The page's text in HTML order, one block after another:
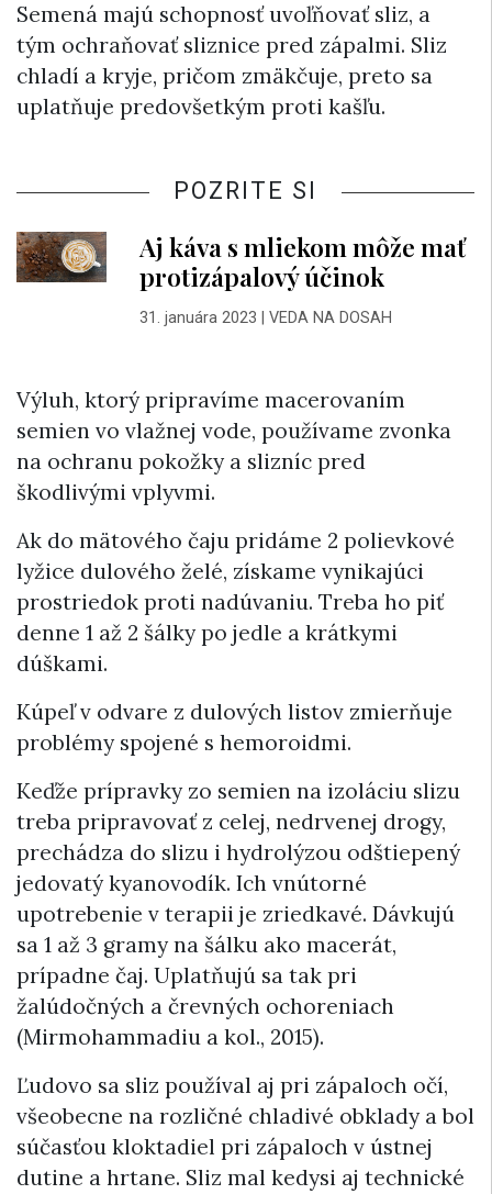
Semená majú schopnosť uvoľňovať sliz, a
tým ochraňovať sliznice pred zápalmi. Sliz
chladí a kryje, pričom zmäkčuje, preto sa
uplatňuje predovšetkým proti kašľu.
POZRITE SI
Aj káva s mliekom môže mať
protizápalový účinok
31. januára 2023 VEDA NA DOSAH
Výluh, ktorý pripravíme macerovaním
semien vo vlažnej vode, používame zvonka
na ochranu pokožky a slizníc pred
škodlivými vplyvmi.
Ak do mätového čaju pridáme 2 polievkové
lyžice dulového želé, získame vynikajúci
prostriedok proti nadúvaniu. Treba ho piť
denne 1 až 2 šálky po jedle a krátkymi
dúškami.
Kúpeľ v odvare z dulových listov zmierňuje
problémy spojené s hemoroidmi.
Keďže prípravky zo semien na izoláciu slizu
treba pripravovať z celej, nedrvenej drogy,
prechádza do slizu i hydrolýzou odštiepený
jedovatý kyanovodík. Ich vnútorné
upotrebenie v terapii je zriedkavé. Dávkujú
sa 1 až 3 gramy na šálku ako macerát,
prípadne čaj. Uplatňujú sa tak pri
žalúdočných a črevných ochoreniach
(Mirmohammadiu a kol., 2015).
Ľudovo sa sliz používal aj pri zápaloch očí,
všeobecne na rozličné chladivé obklady a bol
súčasťou kloktadiel pri zápaloch v ústnej
dutine a hrtane. Sliz mal kedysi aj technické